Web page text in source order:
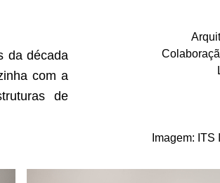
da década
com a
de
Imagem: ITS